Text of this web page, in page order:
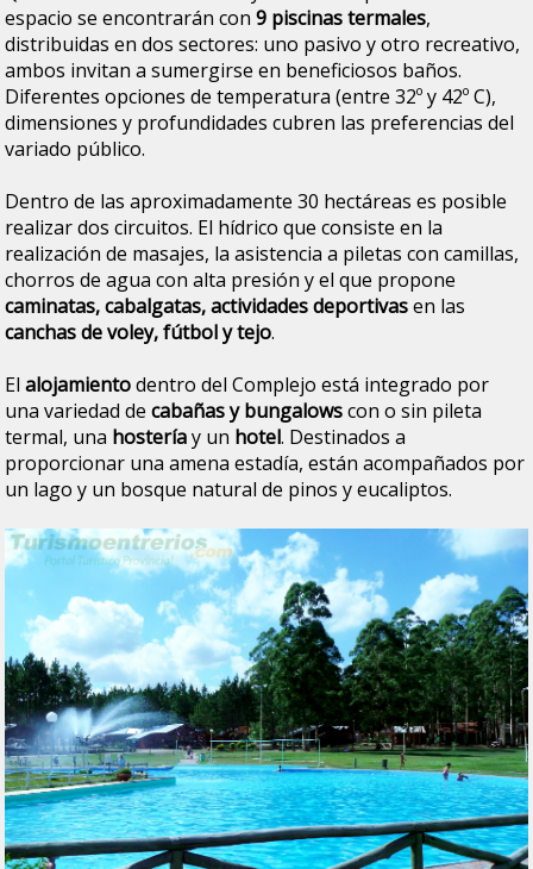
espacio se encontrarán con9 piscinas termales,
distribuidas en dos sectores: uno pasivo y otro recreativo,
ambos invitan a sumergirse en beneficiosos baños.
Diferentes opciones de temperatura (entre 32º y 42º C),
dimensiones y profundidades cubren las preferencias del
variado público.
Dentro de las aproximadamente 30 hectáreas es posible
realizar dos circuitos. El hídrico que consiste en la
realización de masajes, la asistencia a piletas con camillas,
chorros de agua con alta presión y el que propone
caminatas, cabalgatas, actividades deportivasen las
canchas de voley, fútbol y tejo.
Elalojamientodentro del Complejo está integrado por
una variedad decabañas y bungalowscon o sin pileta
termal, una hosteríay un hotel. Destinados a
proporcionar una amena estadía, están acompañados por
un lago y un bosque natural de pinos y eucaliptos.